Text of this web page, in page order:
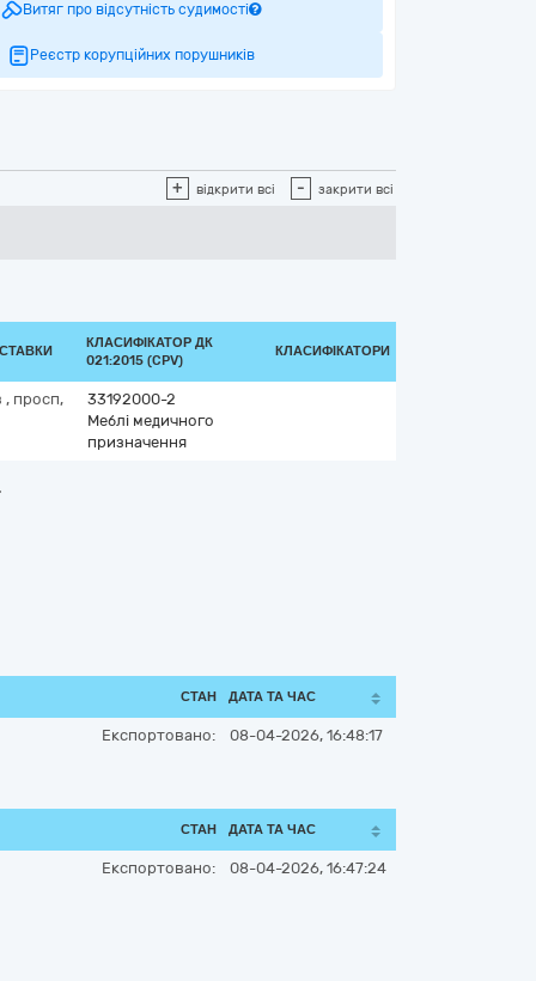
Витяг про відсутність судимості
Реєстр корупційних порушників
+ відкрити всі - закрити всі
КЛАСИФІКАТОР ДК
021:2015 (CPV)
КЛАСИФІКАТОРИ
, просп,
33192000-2
Меблі медичного
призначення
СТАН ДАТА ТА ЧАС
Експортовано: 08-04-2026, 16:48:17
СТАН ДАТА ТА ЧАС
Експортовано: 08-04-2026, 16:47:24